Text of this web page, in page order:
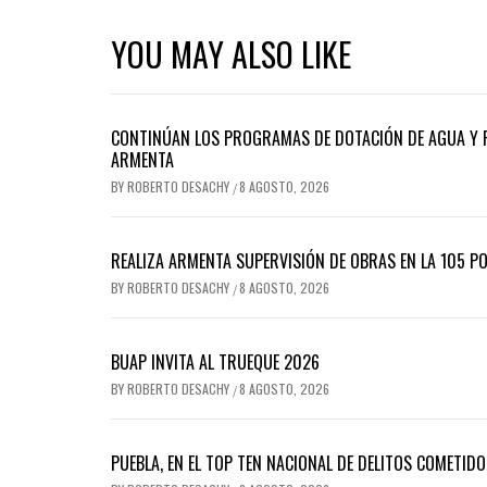
YOU MAY ALSO LIKE
CONTINÚAN LOS PROGRAMAS DE DOTACIÓN DE AGUA
ARMENTA
BYROBERTO DESACHY /8 AGOSTO, 2026
REALIZA ARMENTA SUPERVISIÓN DE OBRAS EN LA 105
BYROBERTO DESACHY /8 AGOSTO, 2026
BUAP INVITA AL TRUEQUE 2026
BYROBERTO DESACHY /8 AGOSTO, 2026
PUEBLA, EN EL TOP TEN NACIONAL DE DELITOS